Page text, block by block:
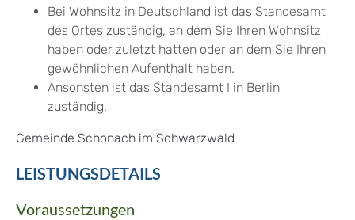
Bei Wohnsitz in Deutschland ist das Standesamt
des Ortes zuständig, an dem Sie Ihren Wohnsitz
haben oder zuletzt hatten oder an dem Sie Ihren
gewöhnlichen Aufenthalt haben.
Ansonsten ist das Standesamt I in Berlin
zuständig.
Gemeinde Schonach im Schwarzwald
LEISTUNGSDETAILS
Voraussetzungen